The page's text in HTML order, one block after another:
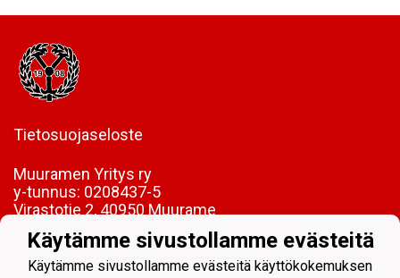
Tietosuojaseloste
Muuramen Yritys ry
y-tunnus: 0208437-5
Virastotie 2, 40950 Muurame
FI85 5089 5340 0005 06
Käytämme sivustollamme evästeitä
Käytämme sivustollamme evästeitä käyttökokemuksen